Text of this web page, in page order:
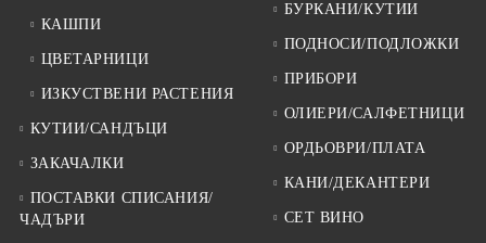
КАШПИ
ЦВЕТАРНИЦИ
ИЗКУСТВЕНИ РАСТЕНИЯ
КУТИИ/САНДЪЦИ
ЗАКАЧАЛКИ
ПОСТАВКИ СПИСАНИЯ/
ЧАДЪРИ
БУРКАНИ/КУТИИ
ПОДНОСИ/ПОДЛОЖКИ
ПРИБОРИ
ОЛИЕРИ/САЛФЕТНИЦИ
ОРДЬОВРИ/ПЛАТА
КАНИ/ДЕКАНТЕРИ
СЕТ ВИНО